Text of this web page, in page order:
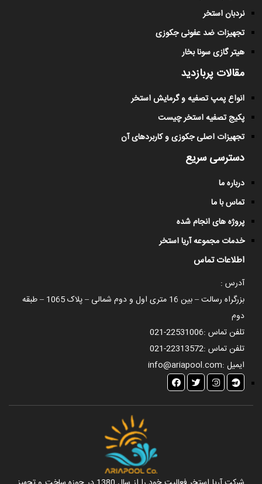
نردبان استخر
تجهیزات ضد عفونی جکوزی
هیتر گازی سونا بخار
مقالات پربازدید
انواع پمپ تصفیه و گرمایش استخر
پکیج تصفیه استخر چیست
تجهیزات اصلی جکوزی و کاربردهای آن
دسترسی سریع
درباره ما
تماس با ما
پروژه های انجام شده
خدمات مجموعه آریا استخر
اطلاعات تماس
آدرس :
بزرگراه رسالت – بین 16 متری اول و دوم شمالی – پلاک 1065 – طبقه
دوم
تلفن تماس :021-22531006
تلفن تماس :021-22313572
ایمیل :info@ariapool.com